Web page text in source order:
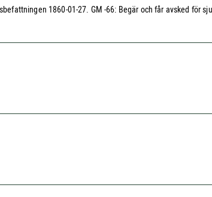
1860-01-27. GM -66: Begär och får avsked för